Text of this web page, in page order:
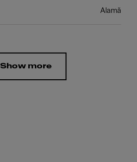
Alamă
Show more